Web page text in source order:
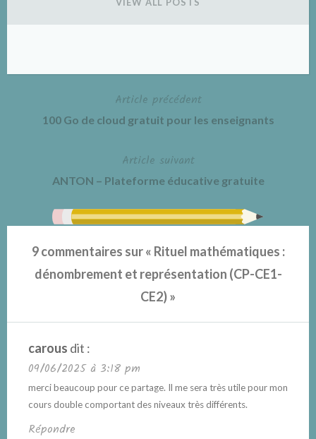
VIEW ALL POSTS
Article précédent
100 Go de cloud gratuit pour les enseignants
Article suivant
ANTON – Plateforme éducative gratuite
9 commentaires sur « Rituel mathématiques :
dénombrement et représentation (CP-CE1-
CE2)»
carous dit :
09/06/2025 à 3:18 pm
merci beaucoup pour ce partage. Il me sera très utile pour mon
cours double comportant des niveaux très différents.
Répondre